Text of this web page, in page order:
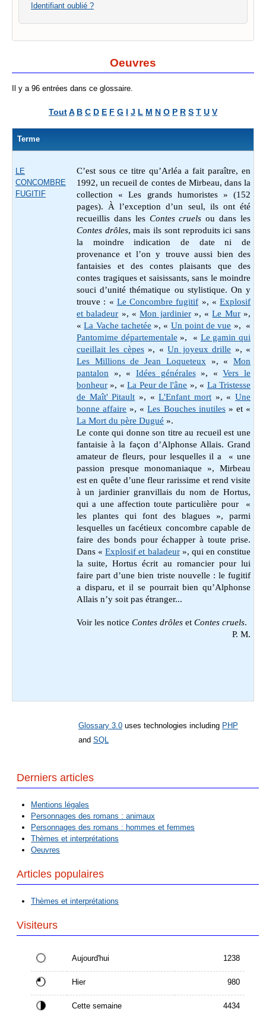
Identifiant oublié ?
Oeuvres
Il y a 96 entrées dans ce glossaire.
ToutA B C D E F G I J L M N O P R S T U V
Terme
LE
CONCOMBRE
FUGITIF
C’est sous ce titre qu’Arléa a fait paraître, en
1992, un recueil de contes de Mirbeau, dans la
collection « Les grands humoristes » (152
pages). À l’exception d’un seul, ils ont été
recueillis dans les Contes cruels ou dans les
Contes drôles, mais ils sont reproduits ici sans
la moindre indication de date ni de
provenance et l’on y trouve aussi bien des
fantaisies et des contes plaisants que des
contes tragiques et saisissants, sans le moindre
souci d’unité thématique ou stylistique. On y
trouve : « Le Concombre fugitif », « Explosif
et baladeur », «Mon jardinier», «Le Mur»,
«La Vache tachetée », « Un point de vue », «
Pantomime départementale », « Le gamin qui
cueillait les cèpes», «Un joyeux drille », «
Les Millions de Jean Loqueteux», «Mon
pantalon », « Idées générales», «Vers le
bonheur », «La Peur de l'âne », « La Tristesse
de Maît' Pitault », «L'Enfant mort », «Une
bonne affaire », «Les Bouches inutiles» et«
La Mort du père Dugué ».
Le conte qui donne son titre au recueil est une
fantaisie à la façon d’Alphonse Allais. Grand
amateur de fleurs, pour lesquelles il a « une
passion presque monomaniaque », Mirbeau
est en quête d’une fleur rarissime et rend visite
à un jardinier granvillais du nom de Hortus,
qui a une affection toute particulière pour «
les plantes qui font des blagues », parmi
lesquelles un facétieux concombre capable de
faire des bonds pour échapper à toute prise.
Dans «Explosif et baladeur», qui en constitue
la suite, Hortus écrit au romancier pour lui
faire part d’une bien triste nouvelle : le fugitif
a disparu, et il se pourrait bien qu’Alphonse
Allais n’y soit pas étranger...
Voir les notice Contes drôles et Contes cruels.
P. M.
Glossary 3.0 uses technologies including PHP
and SQL
Derniers articles
Mentions légales
Personnages des romans : animaux
Personnages des romans : hommes et femmes
Thèmes et interprétations
Oeuvres
Articles populaires
Thèmes et interprétations
Visiteurs
Aujourd'hui 1238
Hier 980
Cette semaine 4434